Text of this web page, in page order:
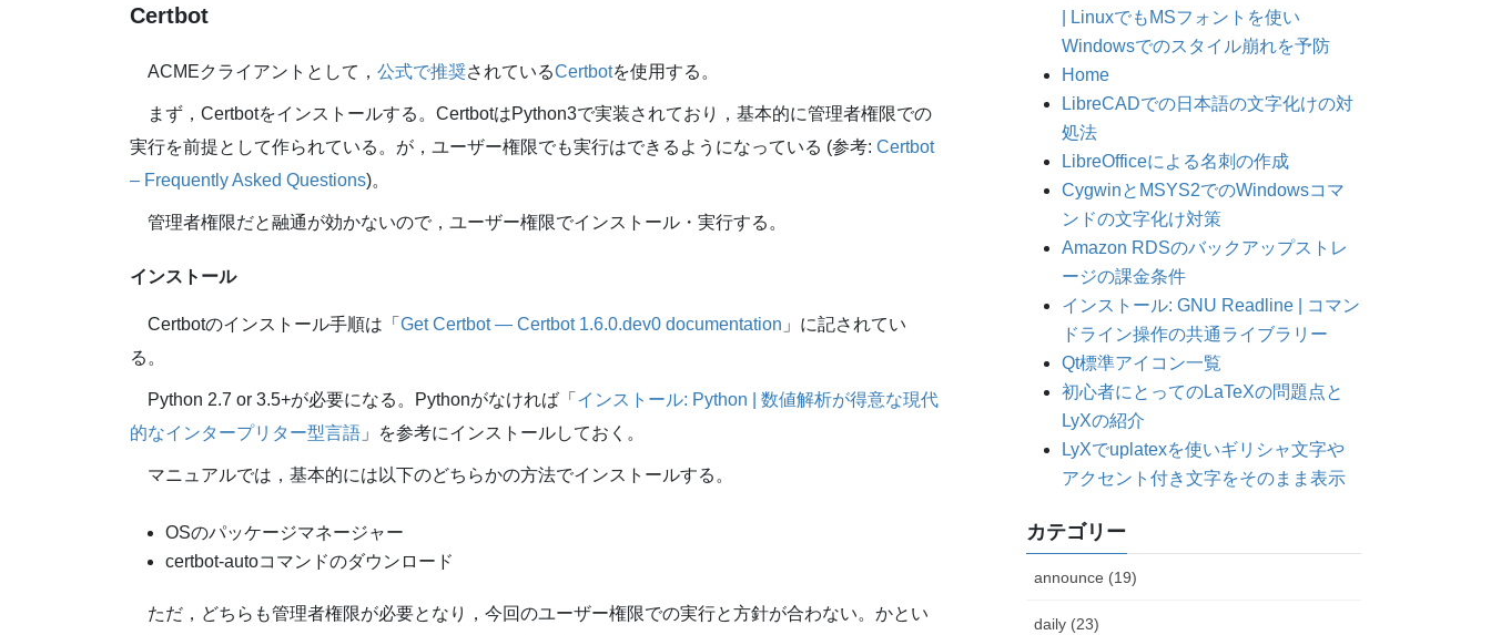
Certbot
ACMEクライアントとして， 公式で推奨されているCertbotを使用する。
まず，Certbotをインストールする。CertbotはPython3で実装されており，基本的に管理者権限での
実行を前提として作られている。が，ユーザー権限でも実行はできるようになっている (参考: Certbot
– Frequently Asked Questions)。
管理者権限だと融通が効かないので，ユーザー権限でインストール・実行する。
インストール
Certbotのインストール手順は「 Get Certbot — Certbot 1.6.0.dev0 documentation 」に記されてい
る。
Python 2.7 or 3.5+が必要になる。Pythonがなければ「 インストール: Python | 数値解析が得意な現代
的なインタープリター型言語 」を参考にインストールしておく。
マニュアルでは，基本的には以下のどちらかの方法でインストールする。
OSのパッケージマネージャー
certbot-autoコマンドのダウンロード
ただ，どちらも管理者権限が必要となり，今回のユーザー権限での実行と方針が合わない。かとい
| LinuxでもMSフォントを使い
Windowsでのスタイル崩れを予防
Home
LibreCADでの日本語の文字化けの対
処法
LibreOfficeによる名刺の作成
CygwinとMSYS2でのWindowsコマ
ンドの文字化け対策
Amazon RDSのバックアップストレ
ージの課金条件
インストール: GNU Readline | コマン
ドライン操作の共通ライブラリー
Qt標準アイコン一覧
初心者にとってのLaTeXの問題点と
LyXの紹介
LyXでuplatexを使いギリシャ文字や
アクセント付き文字をそのまま表示
カテゴリー
announce (19)
daily (23)